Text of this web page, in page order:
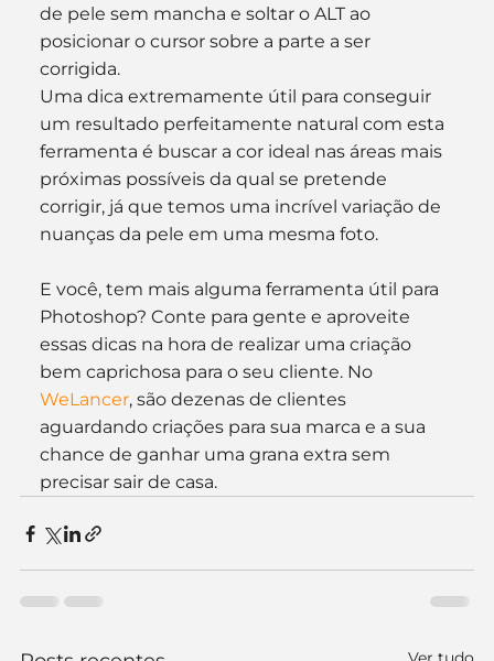
de pele sem mancha e soltar o ALT ao
posicionar o cursor sobre a parte a ser
corrigida.
Uma dica extremamente útil para conseguir
um resultado perfeitamente natural com esta
ferramenta é buscar a cor ideal nas áreas mais
próximas possíveis da qual se pretende
corrigir, já que temos uma incrível variação de
nuanças da pele em uma mesma foto.
E você, tem mais alguma ferramenta útil para
Photoshop? Conte para gente e aproveite
essas dicas na hora de realizar uma criação
bem caprichosa para o seu cliente. No
WeLancer, são dezenas de clientes
aguardando criações para sua marca e a sua
chance de ganhar uma grana extra sem
precisar sair de casa.